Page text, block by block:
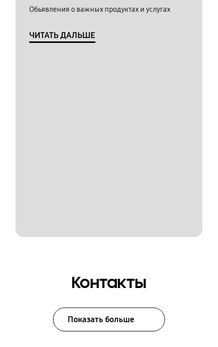
Обьявления о важных продуктах и услугах
ЧИТАТЬ ДАЛЬШЕ
Контакты
Показать больше